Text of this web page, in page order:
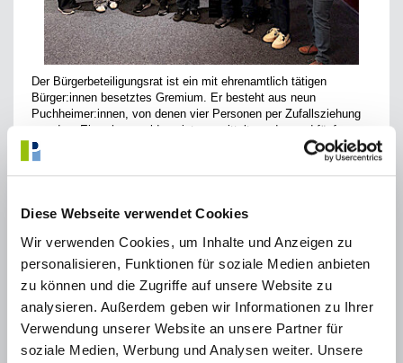
Diese Webseite verwendet Cookies
Wir verwenden Cookies, um Inhalte und Anzeigen zu
personalisieren, Funktionen für soziale Medien anbieten
zu können und die Zugriffe auf unsere Website zu
analysieren. Außerdem geben wir Informationen zu Ihrer
Verwendung unserer Website an unsere Partner für
soziale Medien, Werbung und Analysen weiter. Unsere
Der Bürgerbeteiligungsrat ist ein mit ehrenamtlich tätigen
Bürger:innen besetztes Gremium. Er besteht aus neun
Puchheimer:innen, von denen vier Personen per Zufallsziehung
aus dem Einwohnermelderegister ermittelt wurden und fünf
Personen, die sich aktiv beworben haben.
Cavdar, Maximilian Demeter, Susanne Hantzsche, Joachim
Mayer, Florian Müller, Nora Schuster, Melike Şimşek-Böhm und
Renate Tietjens. Als Vorsitzender wurde Joachim Mayer gewählt,
stellvertretender Vorsitzender ist Florian Müller.
Aufgabe des Beteiligungsrats ist die Prüfung und Beratung der
von Bürger:innen eingereichten Vorschläge für
Bürgerbeteiligungsverfahren. Der Rat entscheidet, für welche
Bürgerbeteiligung in Puchheim" eine Bürgerbeteiligung angeregt